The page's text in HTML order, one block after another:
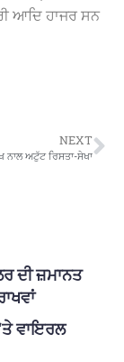
ਆਦਿ ਹਾਜਰ ਸਨ
NEXT
ਨਾਲ ਅਟੁੱਟ ਰਿਸਤਾ-ਸੇਖਾ
ਦੀ ਜ਼ਮਾਨਤ
ਵਾਇਰਲ